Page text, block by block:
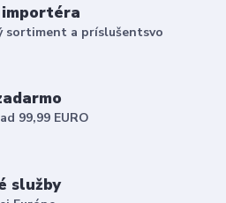
sortiment a príslušentsvo
99,99 EURO
služby